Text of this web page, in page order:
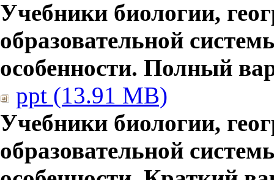
Учебники биологии,
образовательной
особенности. Полный
ppt (13.91 MB)
Учебники биологии,
образовательной